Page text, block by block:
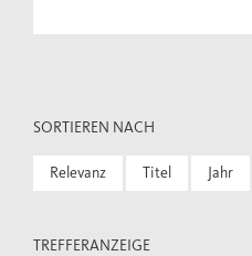
SORTIEREN NACH
Relevanz Titel Jahr
TREFFERANZEIGE